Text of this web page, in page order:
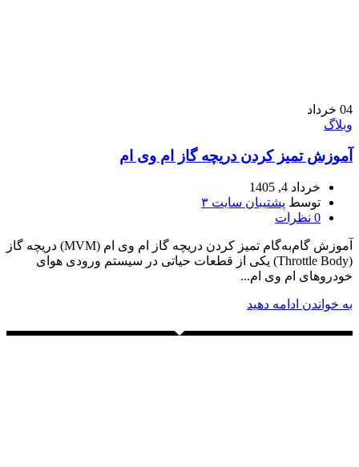
04 خرداد
وبلاگ
آموزش تمیز کردن دریچه گاز ام وی ام
خرداد 4, 1405
توسط پشتیبان سایت ۳
0 نظرات
آموزش گام‌به‌گام تمیز کردن دریچه گاز ام وی ام (MVM) دریچه گاز
(Throttle Body) یکی از قطعات حیاتی در سیستم ورودی هوای
خودروهای ام وی ام...
به خواندن ادامه دهید